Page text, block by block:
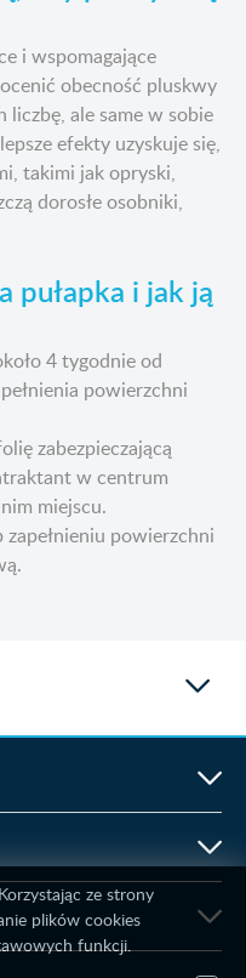
i wspomagające
obecność pluskwy
liczbę, ale same w sobie
efekty uzyskuje się,
takimi jak opryski,
dorosłe osobniki,
pułapka i jak ją
4 tygodnie od
powierzchni
zabezpieczającą
w centrum
miejscu.
zapełnieniu powierzchni
ze strony
plików cookies
funkcji.